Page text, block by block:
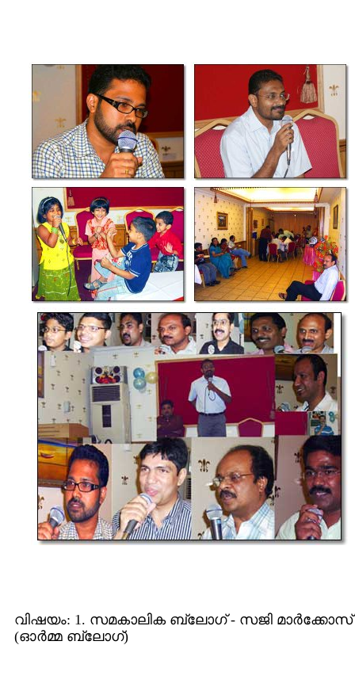
വിഷയം: 1. സമകാലിക ബ്ലോഗ് - സജി മാര്‍ക്കോസ്
(ഓര്‍മ്മ ബ്ലോഗ്)